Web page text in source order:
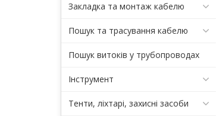
Закладка та монтаж кабелю
Пошук та трасування кабелю
Пошук витоків у трубопроводах
Інструмент
Тенти, ліхтарі, захисні засоби